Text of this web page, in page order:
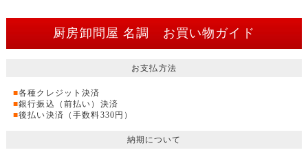
厨房卸問屋 名調 お買い物ガイド
お支払方法
■各種クレジット決済
■銀行振込（前払い）決済
■後払い決済（手数料330円）
納期について